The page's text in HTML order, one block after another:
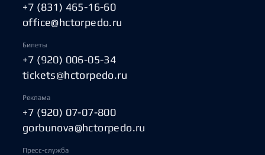
+7 (831) 465-16-60
office@hctorpedo.ru
Билеты
+7 (920) 006-05-34
tickets@hctorpedo.ru
Реклама
+7 (920) 07-07-800
gorbunova@hctorpedo.ru
Пресс-служба